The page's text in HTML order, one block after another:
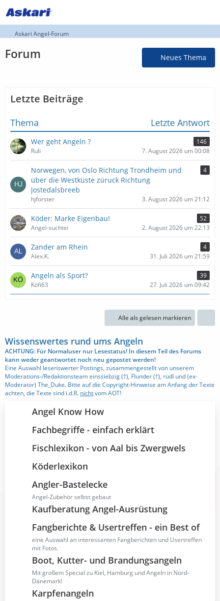
Askari Angel-Forum
Forum Neues Thema
Letzte Beiträge
Thema Letzte Antwort
Wer geht Angeln ?
146
Ruli
7. August 2026 um 00:08
Norwegen, von Oslo Richtung Trondheim und
über die Westküste züruck Richtung
Jostedalsbreeb
4
hjforster 3. August 2026 um 21:12
Köder: Marke Eigenbau!
52
Angel-suchtei
2. August 2026 um 22:13
Zander am Rhein
4
Alex.K.
31. Juli 2026 um 21:59
Angeln als Sport?
39
Köfi63
27. Juli 2026 um 09:42
Alle als gelesen markieren
Wissenswertes rund ums Angeln
ACHTUNG: Für Normaluser nur Lesestatus! In diesem Teil des Forums
kann weder geantwortet noch neu gepostet werden!
Eine Auswahl lesenswerter Postings, zusammengestellt von unserem
Moderations-/Redaktionsteam einssiebzig (†), Flunder (†), rüdl und (ex-
Moderator) The_Duke. Bitte auf die Copyright-Hinweise am Anfang der Texte
achten, die Texte sind i.d.R. nichtvom AOT!
Angel Know How
Fachbegriffe - einfach erklärt
Fischlexikon - von Aal bis Zwergwels
Köderlexikon
Angler-Bastelecke
Angel-Zubehör selbst gebaut
Kaufberatung Angel-Ausrüstung
Fangberichte & Usertreffen - ein Best of
eine Auswahl an interessanten Fangberichten und Usertreffen
mit Fotos.
Boot, Kutter- und Brandungsangeln
Mit großem Special zu Kiel, Hamburg und Angeln in Nord-
Dänemark!
Karpfenangeln